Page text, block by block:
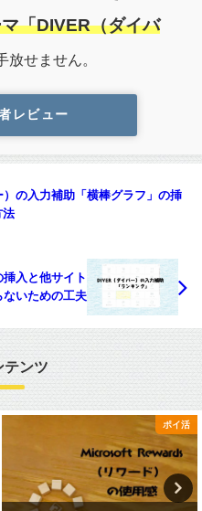
「DIVER（ダイバ
放せません。
レビュー
）の入力補助「横棒グラフ」の挿
法
入と他サイト
ないための工夫
テンツ
ポイ活